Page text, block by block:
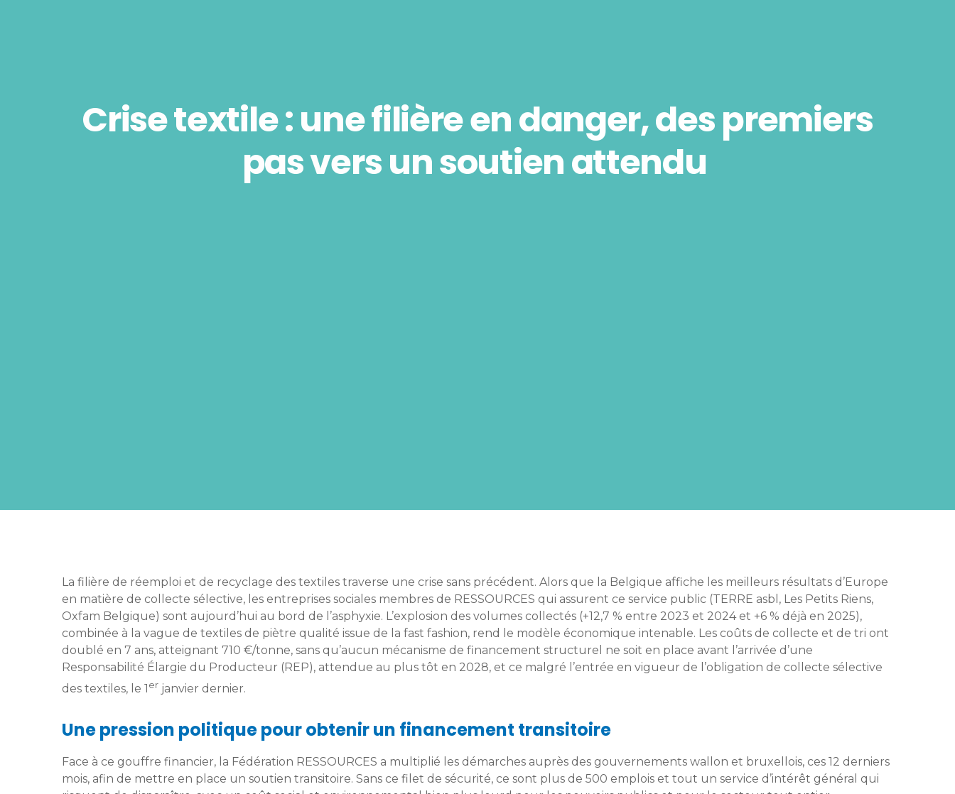
Crise textile : une filière en danger, des premiers
pas vers un soutien attendu
La filière de réemploi et de recyclage des textiles traverse une crise sans précédent. Alors que la Belgique affiche les meilleurs résultats d’Europe
en matière de collecte sélective, les entreprises sociales membres de RESSOURCES qui assurent ce service public (TERRE asbl, Les Petits Riens,
Oxfam Belgique) sont aujourd’hui au bord de l’asphyxie. L’explosion des volumes collectés (+12,7 % entre 2023 et 2024 et +6 % déjà en 2025),
combinée à la vague de textiles de piètre qualité issue de la fast fashion, rend le modèle économique intenable. Les coûts de collecte et de tri ont
doublé en 7 ans, atteignant 710 €/tonne, sans qu’aucun mécanisme de financement structurel ne soit en place avant l’arrivée d’une
Responsabilité Élargie du Producteur (REP), attendue au plus tôt en 2028, et ce malgré l’entrée en vigueur de l’obligation de collecte sélective
des textiles, le 1 er janvier dernier.
Une pression politique pour obtenir un financement transitoire
Face à ce gouffre financier, la Fédération RESSOURCES a multiplié les démarches auprès des gouvernements wallon et bruxellois, ces 12 derniers
mois, afin de mettre en place un soutien transitoire. Sans ce filet de sécurité, ce sont plus de 500 emplois et tout un service d’intérêt général qui